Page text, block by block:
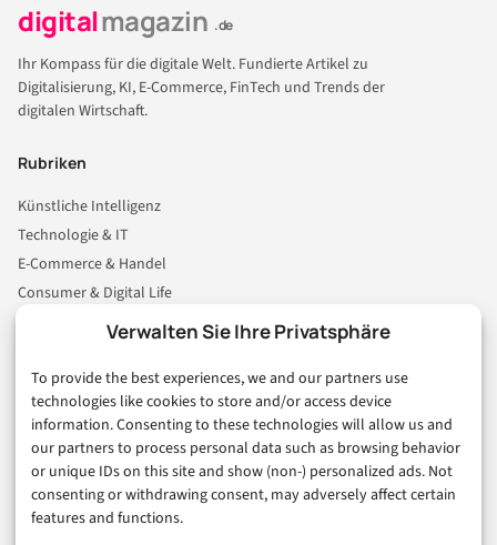
Verwalten Sie Ihre Privatsphäre
To provide the best experiences, we and our partners use
technologies like cookies to store and/or access device
information. Consenting to these technologies will allow us and
our partners to process personal data such as browsing behavior
or unique IDs on this site and show (non-) personalized ads. Not
consenting or withdrawing consent, may adversely affect certain
features and functions.
digitalmagazin .de
Ihr Kompass für die digitale Welt. Fundierte Artikel zu
Digitalisierung, KI, E-Commerce, FinTech und Trends der
digitalen Wirtschaft.
Rubriken
Künstliche Intelligenz
Technologie & IT
E-Commerce & Handel
Consumer & Digital Life
Business & Karriere
Sicherheit & Recht
Digitalisierung
Marketing
Magazin